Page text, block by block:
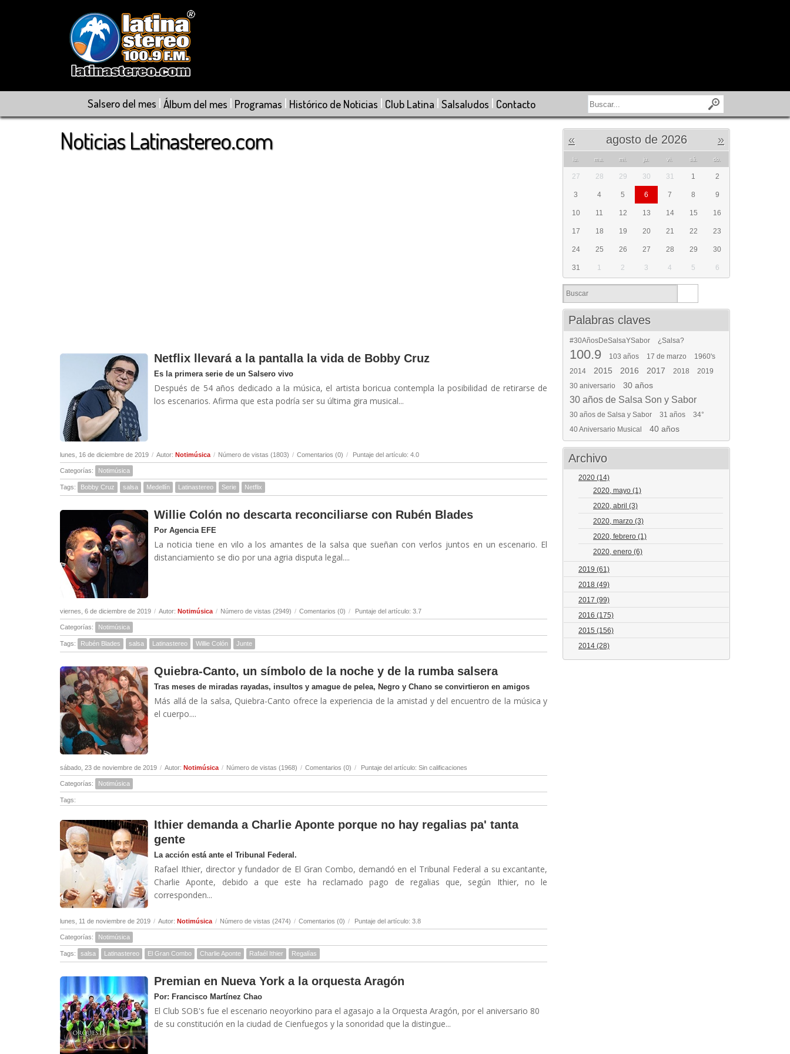
Salsero del mes | Álbum del mes | Programas | Histórico de Noticias | Club Latina | Salsaludos | Contacto
Noticias Latinastereo.com
Netflix llevará a la pantalla la vida de Bobby Cruz
Es la primera serie de un Salsero vivo
Después de 54 años dedicado a la música, el artista boricua contempla la posibilidad de retirarse de
los escenarios. Afirma que esta podría ser su última gira musical...
lunes, 16 de diciembre de 2019 / Autor: Notimúsica / Número de vistas (1803) / Comentarios (0) / Puntaje del artículo: 4.0
Categorías: Notimúsica
Tags: Bobby Cruz salsa Medellín Latinastereo Serie Netflix
Willie Colón no descarta reconciliarse con Rubén Blades
Por Agencia EFE
La noticia tiene en vilo a los amantes de la salsa que sueñan con verlos juntos en un escenario. El
distanciamiento se dio por una agria disputa legal....
viernes, 6 de diciembre de 2019 / Autor: Notimúsica / Número de vistas (2949) / Comentarios (0) / Puntaje del artículo: 3.7
Categorías: Notimúsica
Tags: Rubén Blades salsa Latinastereo Willie Colón Junte
Quiebra-Canto, un símbolo de la noche y de la rumba salsera
Tras meses de miradas rayadas, insultos y amague de pelea, Negro y Chano se convirtieron en amigos
Más allá de la salsa, Quiebra-Canto ofrece la experiencia de la amistad y del encuentro de la música y
el cuerpo....
sábado, 23 de noviembre de 2019 / Autor: Notimúsica / Número de vistas (1968) / Comentarios (0) / Puntaje del artículo: Sin calificaciones
Categorías: Notimúsica
Tags:
Ithier demanda a Charlie Aponte porque no hay regalias pa' tanta
gente
La acción está ante el Tribunal Federal.
Rafael Ithier, director y fundador de El Gran Combo, demandó en el Tribunal Federal a su excantante,
Charlie Aponte, debido a que este ha reclamado pago de regalias que, según Ithier, no le
corresponden...
lunes, 11 de noviembre de 2019 / Autor: Notimúsica / Número de vistas (2474) / Comentarios (0) / Puntaje del artículo: 3.8
Categorías: Notimúsica
Tags: salsa Latinastereo El Gran Combo Charlie Aponte Rafaél Ithier Regalías
Premian en Nueva York a la orquesta Aragón
Por: Francisco Martínez Chao
El Club SOB's fue el escenario neoyorkino para el agasajo a la Orquesta Aragón, por el aniversario 80
de su constitución en la ciudad de Cienfuegos y la sonoridad que la distingue...
« agosto de 2026 »
lu. ma. mi. ju. vi. sá. do.
27 28 29 30 31 1 2
3 4 5 6 7 8 9
10 11 12 13 14 15 16
17 18 19 20 21 22 23
24 25 26 27 28 29 30
31 1 2 3 4 5 6
Palabras claves
#30AñosDeSalsaYSabor ¿Salsa?
100.9 103 años 17 de marzo
1960's
2014
2015 2016 2017 2018
2019
30 aniversario
30 años
30 años de Salsa Son y Sabor
30 años de Salsa y Sabor 31 años
34°
40 Aniversario Musical
40 años
Archivo
2020 (14)
2020, mayo (1)
2020, abril (3)
2020, marzo (3)
2020, febrero (1)
2020, enero (6)
2019 (61)
2018 (49)
2017 (99)
2016 (175)
2015 (156)
2014 (28)